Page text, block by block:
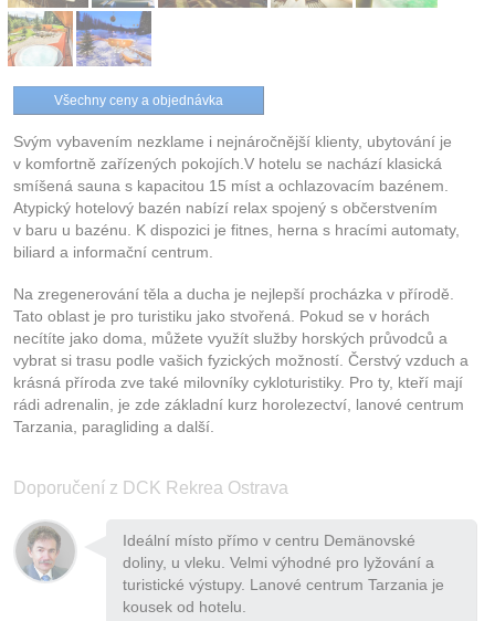
Všechny ceny a objednávka
Svým vybavením nezklame i nejnáročnější klienty, ubytování je
v komfortně zařízených pokojích.V hotelu se nachází klasická
smíšená sauna s kapacitou 15 míst a ochlazovacím bazénem.
Atypický hotelový bazén nabízí relax spojený s občerstvením
v baru u bazénu. K dispozici je fitnes, herna s hracími automaty,
biliard a informační centrum.
Na zregenerování těla a ducha je nejlepší procházka v přírodě.
Tato oblast je pro turistiku jako stvořená. Pokud se v horách
necítíte jako doma, můžete využít služby horských průvodců a
vybrat si trasu podle vašich fyzických možností. Čerstvý vzduch a
krásná příroda zve také milovníky cykloturistiky. Pro ty, kteří mají
rádi adrenalin, je zde základní kurz horolezectví, lanové centrum
Tarzania, paragliding a další.
Doporučení z DCK Rekrea Ostrava
Ideální místo přímo v centru Demänovské
doliny, u vleku. Velmi výhodné pro lyžování a
turistické výstupy. Lanové centrum Tarzania je
kousek od hotelu.